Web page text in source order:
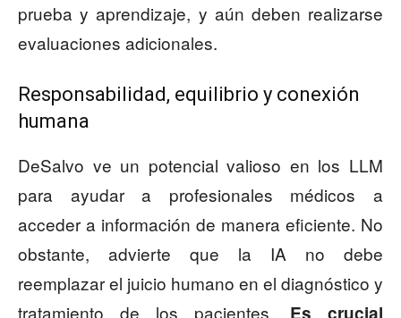
prueba y aprendizaje, y aún deben realizarse
evaluaciones adicionales.
Responsabilidad, equilibrio y conexión
humana
DeSalvo ve un potencial valioso en los LLM
para ayudar a profesionales médicos a
acceder a información de manera eficiente. No
obstante, advierte que la IA no debe
reemplazar el juicio humano en el diagnóstico y
tratamiento de los pacientes.